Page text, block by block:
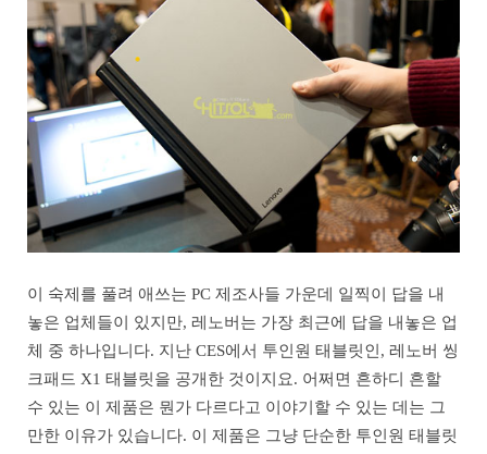
이 숙제를 풀려 애쓰는 PC 제조사들 가운데 일찍이 답을 내
놓은 업체들이 있지만, 레노버는 가장 최근에 답을 내놓은 업
체 중 하나입니다. 지난 CES에서 투인원 태블릿인, 레노버 씽
크패드 X1 태블릿을 공개한 것이지요. 어쩌면 흔하디 흔할
수 있는 이 제품은 뭔가 다르다고 이야기할 수 있는 데는 그
만한 이유가 있습니다. 이 제품은 그냥 단순한 투인원 태블릿